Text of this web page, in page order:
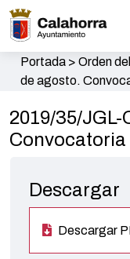
Portada> Orden
de agosto.
2019/35/JGL-
Convocatoria
Descargar
Descargar